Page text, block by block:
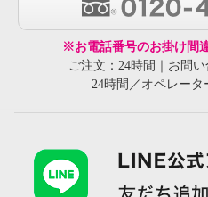
※お電話番号のお掛け間
ご注文：24時間｜お問
24時間／オペレータ